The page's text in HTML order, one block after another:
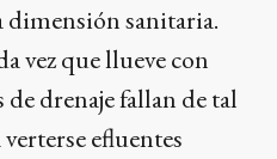
sanitaria.
vez que llueve con
drenaje fallan de tal
efluentes